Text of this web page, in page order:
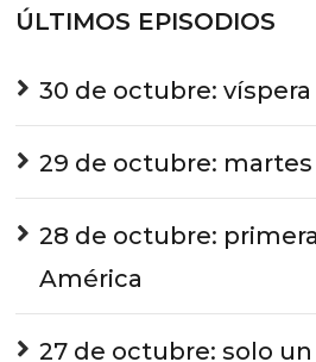
ÚLTIMOS EPISODIOS
30 de octubre:
29 de octubre:
28 de octubre:
América
27 de octubre: solo